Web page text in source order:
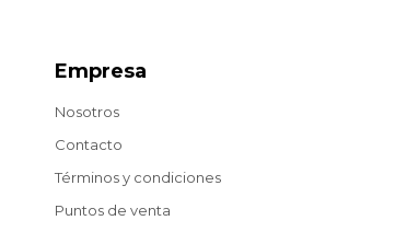
Empresa
Nosotros
Contacto
Términos y condiciones
Puntos de venta